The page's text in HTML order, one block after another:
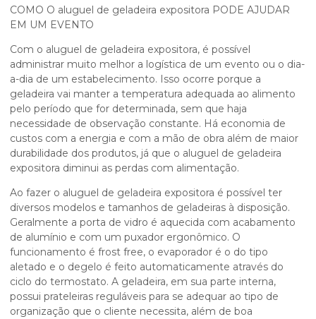
COMO O aluguel de geladeira expositora PODE AJUDAR
EM UM EVENTO
Com o aluguel de geladeira expositora, é possível
administrar muito melhor a logística de um evento ou o dia-
a-dia de um estabelecimento. Isso ocorre porque a
geladeira vai manter a temperatura adequada ao alimento
pelo período que for determinada, sem que haja
necessidade de observação constante. Há economia de
custos com a energia e com a mão de obra além de maior
durabilidade dos produtos, já que o aluguel de geladeira
expositora diminui as perdas com alimentação.
Ao fazer o aluguel de geladeira expositora é possível ter
diversos modelos e tamanhos de geladeiras à disposição.
Geralmente a porta de vidro é aquecida com acabamento
de alumínio e com um puxador ergonômico. O
funcionamento é frost free, o evaporador é o do tipo
aletado e o degelo é feito automaticamente através do
ciclo do termostato. A geladeira, em sua parte interna,
possui prateleiras reguláveis para se adequar ao tipo de
organização que o cliente necessita, além de boa